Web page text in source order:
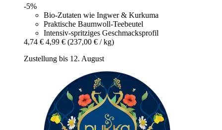
-5%
Bio-Zutaten wie Ingwer & Kurkuma
Praktische Baumwoll-Teebeutel
Intensiv-spritziges Geschmacksprofil
4,74 € 4,99 € (237,00 € / kg)
Zustellung bis 12. August